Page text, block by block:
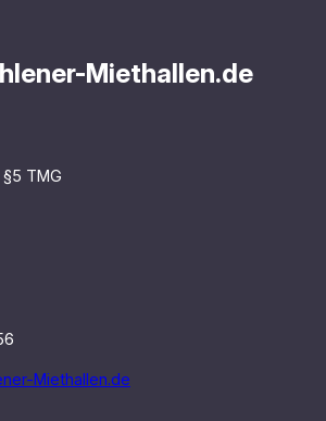
Miethallen.de
TMG
Miethallen.de